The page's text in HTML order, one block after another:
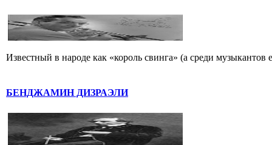
Известный в народе как «король свинга» (а среди
БЕНДЖАМИН ДИЗРАЭЛИ